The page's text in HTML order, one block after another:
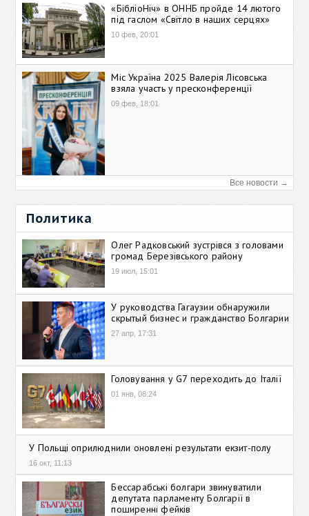
«БібліоНіч» в ОННБ пройде 14 лютого
під гаслом «Світло в наших серцях»
10 фев, 20:01
Міс Україна 2025 Валерія Лісовська
взяла участь у пресконференції
09 фев, 18:01
Все новости →
Политика
Олег Радковський зустрівся з головами
громад Березівського району
19 июл, 15:01
У руководства Гагаузии обнаружили
скрытый бизнес и гражданство Болгарии
27 апр, 17:31
Головування у G7 переходить до Італії
01 янв, 08:24
У Польщі оприлюднили оновлені результати екзит-полу
16 окт, 11:13
Бессарабські болгари звинуватили
депутата парламенту Болгарії в
поширенні фейків